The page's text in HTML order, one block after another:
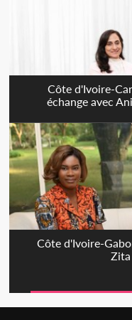
Côte d'Ivoire-
échange avec
Côte d'Ivoire-
Zita